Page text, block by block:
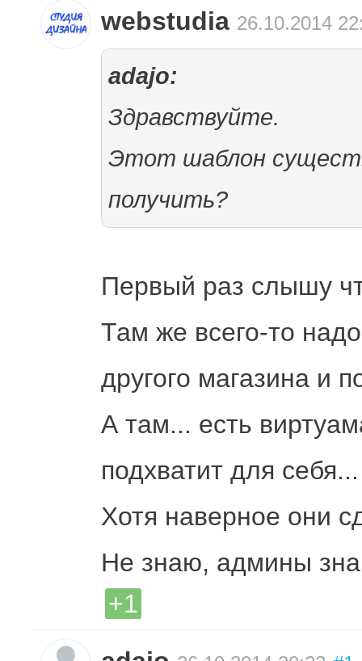
webstudia 26.10.2014
adajo:
Здравствуйте.
Этот шаблон
получить?
Первый раз слышу
Там же всего-то
другого магазина и
А там... есть
подхватит для себя...
Хотя наверное они
Не знаю, админы
+1